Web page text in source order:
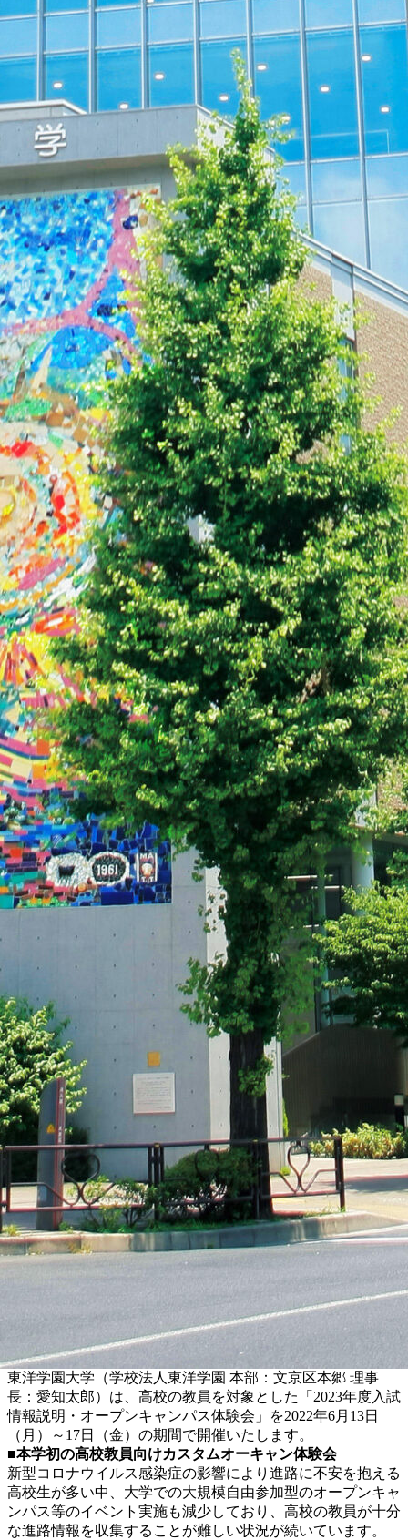
東洋学園大学（学校法人東洋学園 本部：文京区本郷 理事
長：愛知太郎）は、高校の教員を対象とした「2023年度入試
情報説明・オープンキャンパス体験会」を2022年6月13日
（月）～17日（金）の期間で開催いたします。
■本学初の高校教員向けカスタムオーキャン体験会
新型コロナウイルス感染症の影響により進路に不安を抱える
高校生が多い中、大学での大規模自由参加型のオープンキャ
ンパス等のイベント実施も減少しており、高校の教員が十分
な進路情報を収集することが難しい状況が続いています。